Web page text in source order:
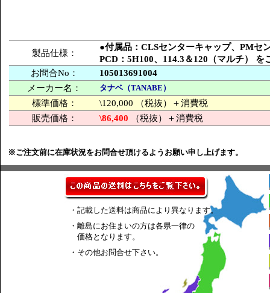
製品仕様：
●付属品：CLSセンターキャップ、PM
PCD：5H100、114.3＆120（マルチ） を
お問合No：
105013691004
メーカー名：
タナベ（TANABE）
標準価格：
\120,000 （税抜）＋消費税
販売価格：
\86,400 （税抜）＋消費税
※ご注文前に在庫状況をお問合せ頂けるようお願い申し上げます。
・記載した送料は商品により異なります。
・離島にお住まいの方は各県一律の
価格となります。
・その他お問合せ下さい。